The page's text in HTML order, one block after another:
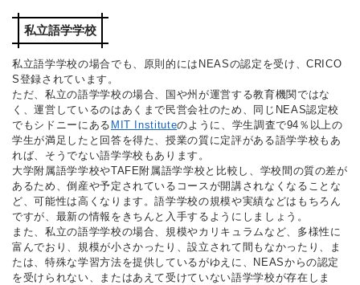
私立語学学校
私立語学学校の場合でも、原則的にはNEASの認定を受け、CRICO
S登録されています。
ただ、私立の語学学校の場合、国や州が運営する教育機関ではな
く、運営しているのはあくまで民営会社のため、同じNEAS認定校
でもシドニーにある MIT Instituteのように、学生調査で94％以上の
学生が満足したと回答を得た、授業の質に定評がある語学学校もあ
れば、そうでない語学学校もあります。
大学附属語学学校やTAFE附属語学学校と比較し、学校間の質の差が
あるため、倒産や予定されているコースが開講されなくなることな
ど、可能性は高くなります。語学学校の規模や実績などはもちろん
ですが、最新の情報をきちんと入手するようにしましょう。
また、私立の語学学校の場合、規模やカリキュラムなど、多様性に
富んでおり、規模が小さかったり、設立されて間もなかったり、ま
たは、特殊な学習方法を提供しているがゆえに、NEASからの認定
を受けられない、またはあえて受けていない語学学校が存在しま